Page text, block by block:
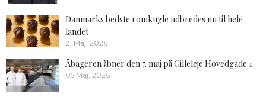
Danmarks bedste romkugle udbredes nu til hele
landet
21 Maj, 2026
Åbageren åbner den 7. maj på Gilleleje Hovedgade 1
05 Maj, 2026